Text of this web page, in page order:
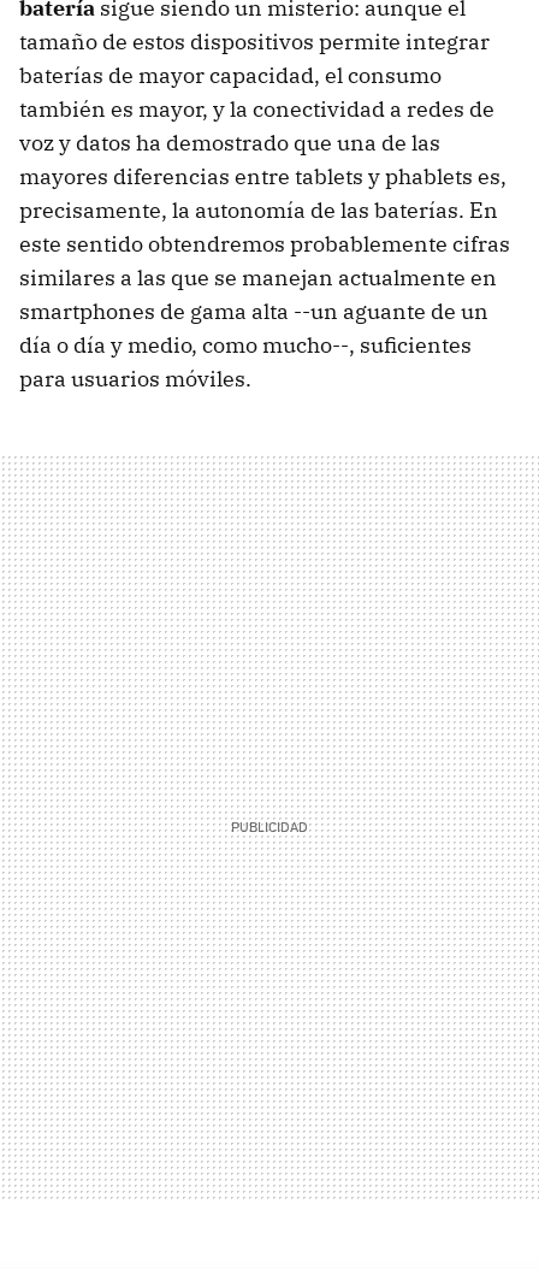
batería sigue siendo un misterio: aunque el
tamaño de estos dispositivos permite integrar
baterías de mayor capacidad, el consumo
también es mayor, y la conectividad a redes de
voz y datos ha demostrado que una de las
mayores diferencias entre tablets y phablets es,
precisamente, la autonomía de las baterías. En
este sentido obtendremos probablemente cifras
similares a las que se manejan actualmente en
smartphones de gama alta --un aguante de un
día o día y medio, como mucho--, suficientes
para usuarios móviles.